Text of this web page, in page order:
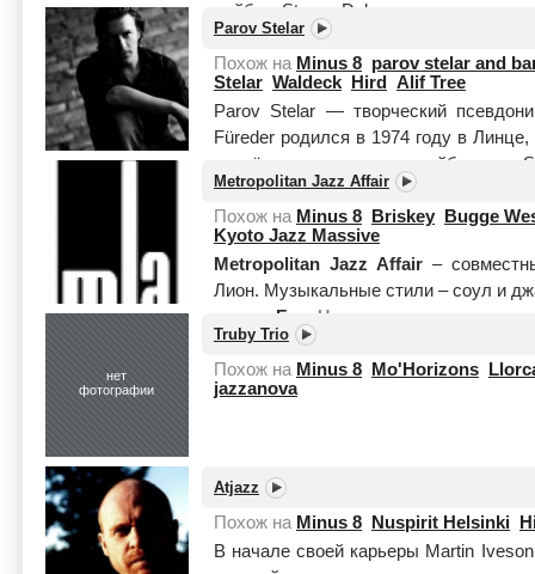
лейбла Stereo Deluxe, которые в
третью долг...Читать целиком
Parov Stelar
Похож на Minus 8 parov stelar and
Stelar Waldeck Hird
Alif Tree
Parov Stelar — творческий
Füreder родился в 1974 году в
издаёт музыку на таких лейблах
целиком
Metropolitan Jazz Affair
Похож на Minus 8 Briskey
Bugge
Kyoto Jazz Massive
Metropolitan Jazz Affair –
Лион. Музыкальные стили – соул и
Бе... Читать целиком
нет
фотографии
Truby Trio
Похож на Minus 8 Mo'Horizons
jazzanova
Atjazz
Похож на Minus 8 Nuspirit Helsinki
В начале своей карьеры Martin